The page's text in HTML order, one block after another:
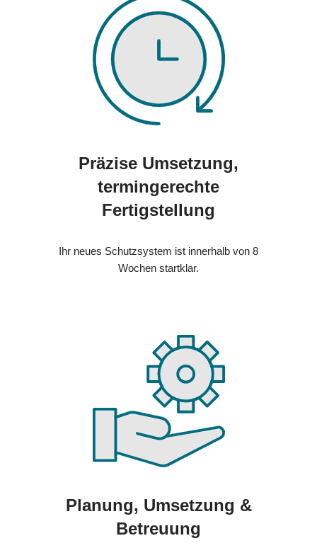
Präzise Umsetzung,
termingerechte
Fertigstellung
Ihr neues Schutzsystem ist innerhalb von 8
Wochen startklar.
Planung, Umsetzung &
Betreuung